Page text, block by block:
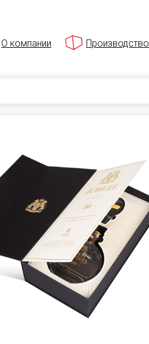
О компании
Производство